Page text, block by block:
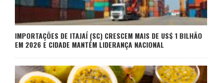
IMPORTAÇÕES DE ITAJAÍ (SC) CRESCEM MAIS DE US$ 1 BILHÃO
EM 2026 E CIDADE MANTÉM LIDERANÇA NACIONAL